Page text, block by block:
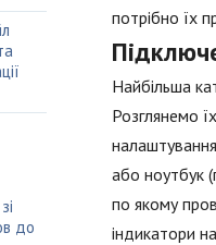
потрібно їх
Найбільша
Розглянемо
або ноутбук
по якому
індикатори
до